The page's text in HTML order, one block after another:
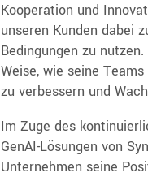
Kooperation und
unseren Kunden dabei
Bedingungen zu
Weise, wie seine
zu verbessern und
Im Zuge des
GenAI-Lösungen von
Unternehmen seine